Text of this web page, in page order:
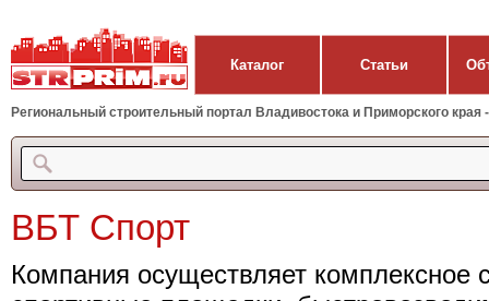
Каталог Статьи
Региональный строительный портал Владивостока и Приморского края
ВБТ Спорт
Компания осуществляет комплексное